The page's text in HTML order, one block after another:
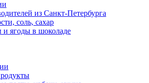
из Санкт-Петербурга
соль, сахар
ягоды в шоколаде